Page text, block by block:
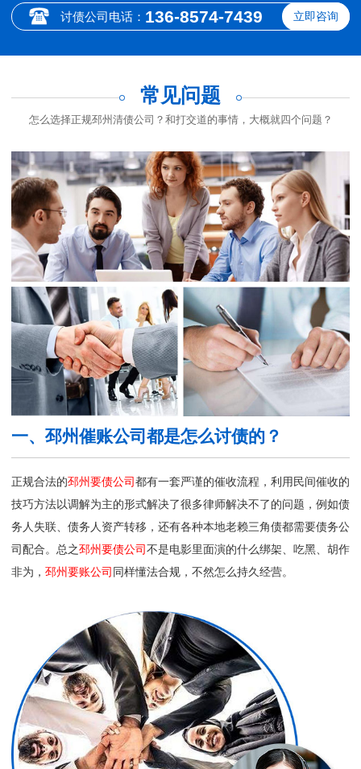
讨债公司电话： 136-8574-7439 立即咨询
常见问题
怎么选择正规邳州清债公司？和打交道的事情，大概就四个问题？
一、邳州催账公司都是怎么讨债的？
正规合法的邳州要债公司都有一套严谨的催收流程，利用民间催收的
技巧方法以调解为主的形式解决了很多律师解决不了的问题，例如债
务人失联、债务人资产转移，还有各种本地老赖三角债都需要债务公
司配合。总之邳州要债公司不是电影里面演的什么绑架、吃黑、胡作
非为， 邳州要账公司 同样懂法合规，不然怎么持久经营。